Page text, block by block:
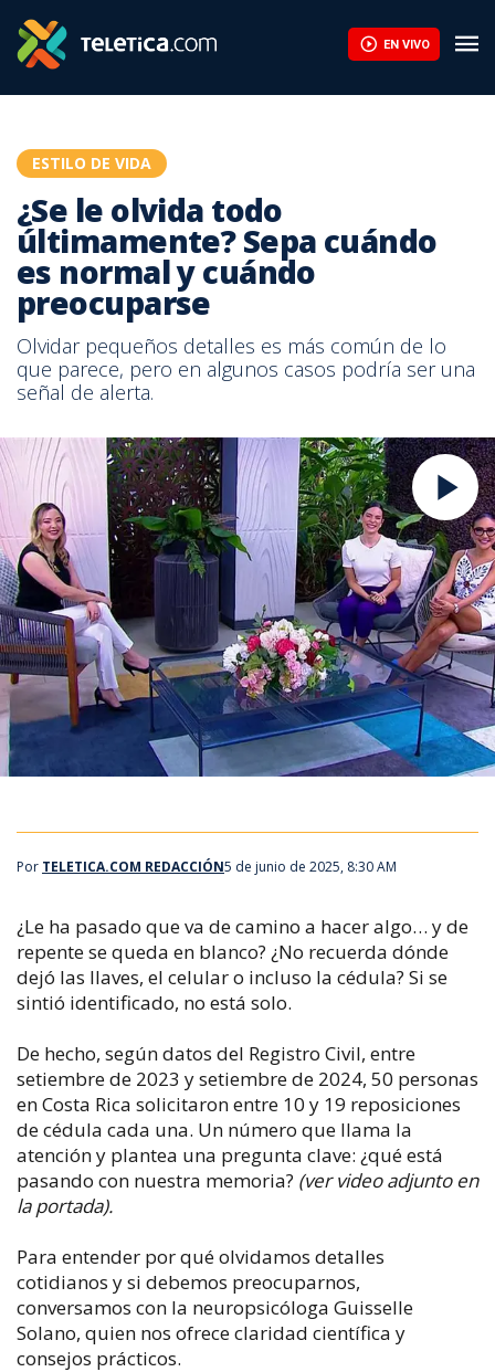
EN VIVO
ESTILO DE VIDA
¿Se le olvida todo
últimamente? Sepa cuándo
es normal y cuándo
preocuparse
Olvidar pequeños detalles es más común de lo
que parece, pero en algunos casos podría ser una
señal de alerta.
Por TELETICA.COM REDACCIÓN5 de junio de 2025, 8:30 AM
¿Le ha pasado que va de camino a hacer algo… y de
repente se queda en blanco? ¿No recuerda dónde
dejó las llaves, el celular o incluso la cédula? Si se
sintió identificado, no está solo.
De hecho, según datos del Registro Civil, entre
setiembre de 2023 y setiembre de 2024, 50 personas
en Costa Rica solicitaron entre 10 y 19 reposiciones
de cédula cada una. Un número que llama la
atención y plantea una pregunta clave: ¿qué está
pasando con nuestra memoria? (ver video adjunto en
la portada).
Para entender por qué olvidamos detalles
cotidianos y si debemos preocuparnos,
conversamos con la neuropsicóloga Guisselle
Solano, quien nos ofrece claridad científica y
consejos prácticos.